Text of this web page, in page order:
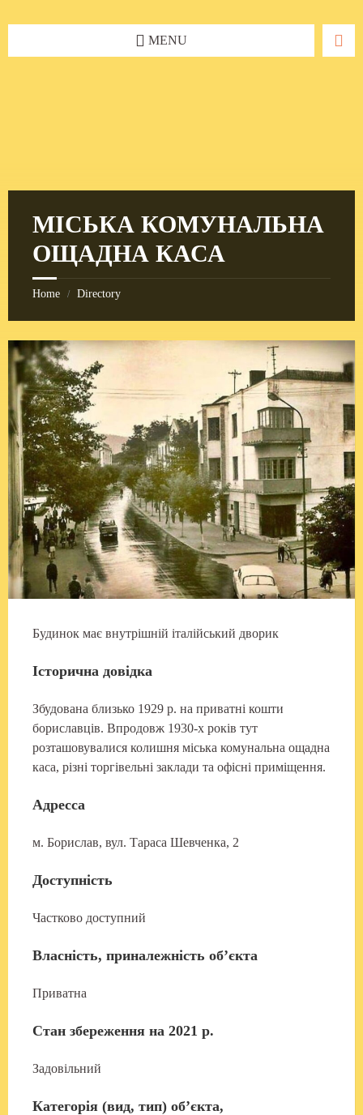
MENU
МІСЬКА КОМУНАЛЬНА
ОЩАДНА КАСА
Home / Directory
Будинок має внутрішній італійський дворик
Історична довідка
Збудована близько 1929 р. на приватні кошти
бориславців. Впродовж 1930-х років тут
розташовувалися колишня міська комунальна ощадна
каса, різні торгівельні заклади та офісні приміщення.
Адресса
м. Борислав, вул. Тараса Шевченка, 2
Доступність
Частково доступний
Власність, приналежність об’єкта
Приватна
Стан збереження на 2021 р.
Задовільний
Категорія (вид, тип) об’єкта,